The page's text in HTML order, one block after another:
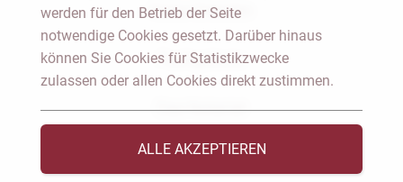
Notar Dresden
Fachgebiete
Das Notariat
Vorträge & Veröffentlichungen
werden für den Betrieb der Seite
notwendige Cookies gesetzt. Darüber hinaus
können Sie Cookies für Statistikzwecke
zulassen oder allen Cookies direkt zustimmen.
ALLE AKZEPTIEREN